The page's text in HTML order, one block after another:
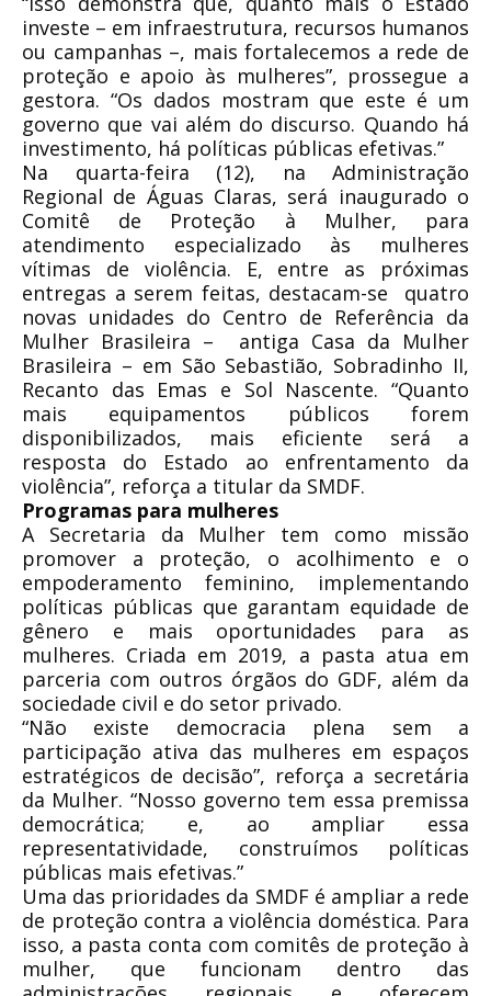
investe – em infraestrutura, recursos humanos
ou campanhas –, mais fortalecemos a rede de
proteção e apoio às mulheres”, prossegue a
gestora. “Os dados mostram que este é um
governo que vai além do discurso. Quando há
investimento, há políticas públicas efetivas.”
Na quarta-feira (12), na Administração
Regional de Águas Claras, será inaugurado o
Comitê de Proteção à Mulher, para
atendimento especializado às mulheres
vítimas de violência. E, entre as próximas
entregas a serem feitas, destacam-se quatro
novas unidades do Centro de Referência da
Mulher Brasileira – antiga Casa da Mulher
Brasileira – em São Sebastião, Sobradinho II,
Recanto das Emas e Sol Nascente. “Quanto
mais equipamentos públicos forem
disponibilizados, mais eficiente será a
resposta do Estado ao enfrentamento da
violência”, reforça a titular da SMDF.
Programas para mulheres
A Secretaria da Mulher tem como missão
promover a proteção, o acolhimento e o
empoderamento feminino, implementando
políticas públicas que garantam equidade de
gênero e mais oportunidades para as
mulheres. Criada em 2019, a pasta atua em
parceria com outros órgãos do GDF, além da
sociedade civil e do setor privado.
“Não existe democracia plena sem a
participação ativa das mulheres em espaços
estratégicos de decisão”, reforça a secretária
da Mulher. “Nosso governo tem essa premissa
democrática; e, ao ampliar essa
representatividade, construímos políticas
públicas mais efetivas.”
Uma das prioridades da SMDF é ampliar a rede
de proteção contra a violência doméstica. Para
isso, a pasta conta com comitês de proteção à
mulher, que funcionam dentro das